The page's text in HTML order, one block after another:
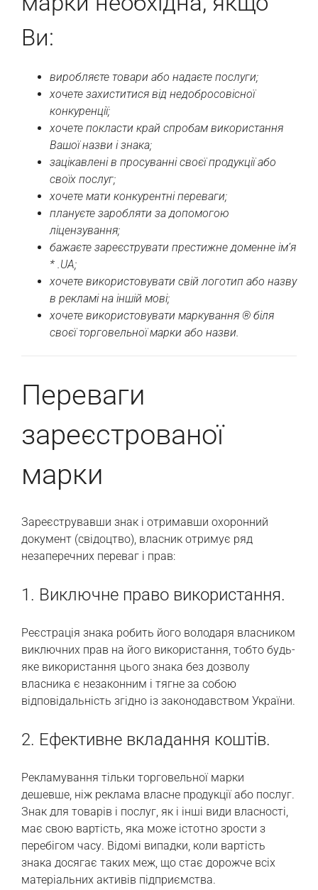
Ви:
виробляєте товари або надаєте послуги;
хочете захиститися від недобросовісної
конкуренції;
хочете покласти край спробам використання
Вашої назви і знака;
зацікавлені в просуванні своєї продукції або
своїх послуг;
хочете мати конкурентні переваги;
плануєте заробляти за допомогою
ліцензування;
бажаєте зареєструвати престижне доменне ім’я
* .UA;
хочете використовувати свій логотип або назву
в рекламі на іншій мові;
хочете використовувати маркування ® біля
своєї торговельної марки або назви.
Переваги
зареєстрованої
марки
Зареєструвавши знак і отримавши охоронний
документ (свідоцтво), власник отримує ряд
незаперечних переваг і прав:
1. Виключне право використання.
Реєстрація знака робить його володаря власником
виключних прав на його використання, тобто будь-
яке використання цього знака без дозволу
власника є незаконним і тягне за собою
відповідальність згідно із законодавством України.
2. Ефективне вкладання коштів.
Рекламування тільки торговельної марки
дешевше, ніж реклама власне продукції або послуг.
Знак для товарів і послуг, як і інші види власності,
має свою вартість, яка може істотно зрости з
перебігом часу. Відомі випадки, коли вартість
знака досягає таких меж, що стає дорожче всіх
матеріальних активів підприємства.